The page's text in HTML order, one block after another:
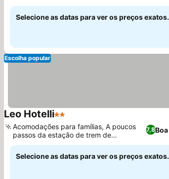
Selecione as datas para ver os preços exatos.
Escolha popular
Leo Hotelli2 Estrelas
7,8Boa
Acomodações para famílias, A poucos
passos da estação de trem de
Myllykoski
Selecione as datas para ver os preços exatos.